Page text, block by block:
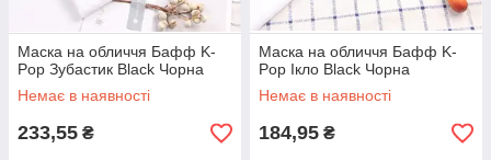
Маска на обличчя Бафф K-
Pop Зубастик Black Чорна
Немає в наявності
233,55 ₴
Маска на обличчя Бафф K-
Pop Ікло Black Чорна
Немає в наявності
184,95 ₴